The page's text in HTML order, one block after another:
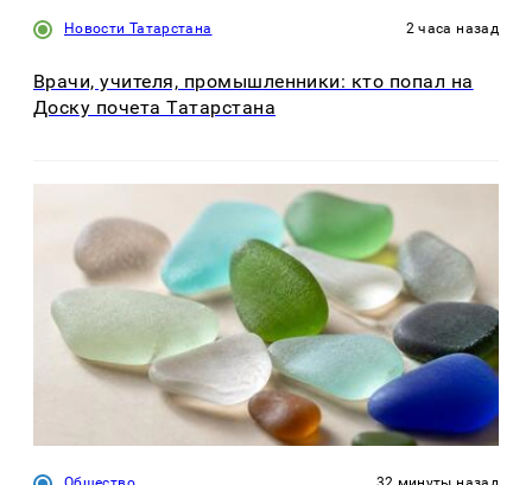
Новости Татарстана 2 часа назад
Врачи, учителя, промышленники: кто попал на
Доску почета Татарстана